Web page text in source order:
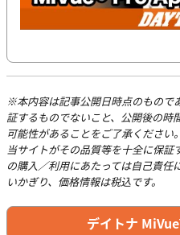
※本内容は記事公開日時点のもので
証するものでないこと、公開後の時
可能性があることをご了承ください
当サイトがその品質等を十全に保証
の購入／利用にあたっては自己責
いかぎり、価格情報は税込です。
デイトナ